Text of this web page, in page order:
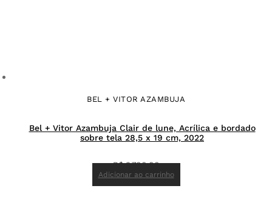
BEL + VITOR AZAMBUJA
Bel + Vitor Azambuja Clair de lune, Acrílica e bordado
sobre tela 28,5 x 19 cm, 2022
R$3.700,00
Adicionar ao carrinho